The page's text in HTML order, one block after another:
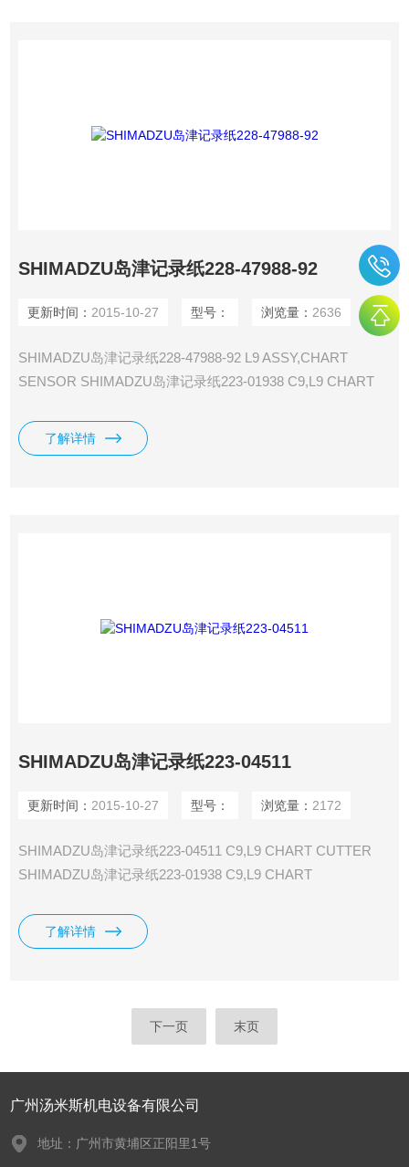
SHIMADZU岛津记录纸228-47988-92
更新时间： 2015-10-27 型号： 浏览量： 2636
SHIMADZU岛津记录纸228-47988-92 L9 ASSY,CHART
SENSOR SHIMADZU岛津记录纸223-01938 C9,L9 CHART
CHART GUIDE LOCK,DURACON/C-R4A
了解详情
SHIMADZU岛津记录纸223-04511
更新时间： 2015-10-27 型号： 浏览量： 2172
SHIMADZU岛津记录纸223-04511 C9,L9 CHART CUTTER
SHIMADZU岛津记录纸223-01938 C9,L9 CHART
CHART GUIDE LOCK,DURACON/C-R4A
了解详情
下一页 末页
广州汤米斯机电设备有限公司
地址：广州市黄埔区正阳里1号